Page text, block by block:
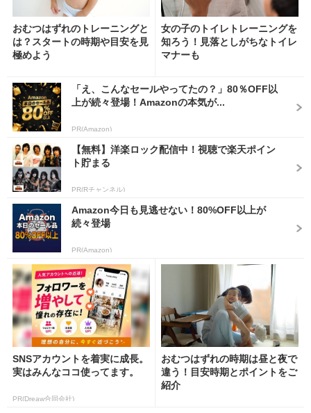
おむつはずれのトレーニングと
は？スタートの時期や目安を見
極めよう
女の子のトイレトレーニングを
知ろう！見落としがちなトイレ
マナーも
「え、こんなセールやってたの？」80％OFF以
上が続々登場！Amazonの本気が...
PR(Amazon)
【無料】洋楽ロック配信中！視聴で楽天ポイン
ト貯まる
PR(Rチャンネル)
Amazon今日も見逃せない！80%OFF以上が
続々登場
PR(Amazon)
SNSアカウントを着実に成長。
実はみんなココ使ってます。
PR(Dreaw合同会社)
おむつはずれの時期は昼と夜で
違う！目安時期とポイントをご
紹介